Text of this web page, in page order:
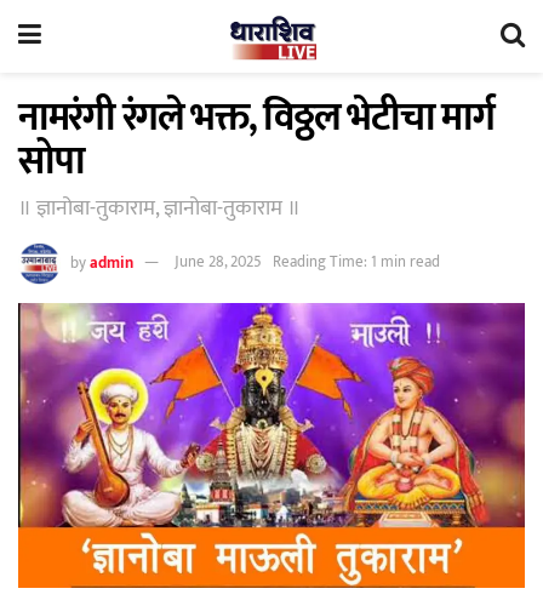
नामरंगी रंगले भक्त, विठ्ठल भेटीचा मार्ग
सोपा
॥ ज्ञानोबा-तुकाराम, ज्ञानोबा-तुकाराम ॥
byadmin June 28, 2025 Reading Time: 1 min read